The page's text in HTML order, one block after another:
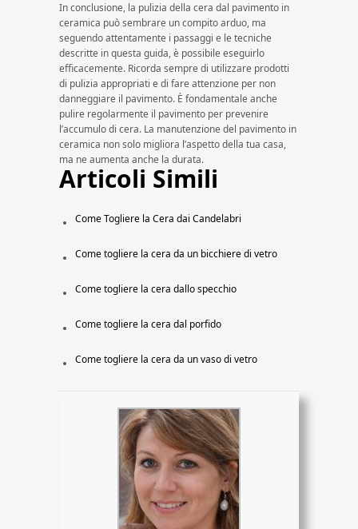
In conclusione, la pulizia della cera dal pavimento in
ceramica può sembrare un compito arduo, ma
seguendo attentamente i passaggi e le tecniche
descritte in questa guida, è possibile eseguirlo
efficacemente. Ricorda sempre di utilizzare prodotti
di pulizia appropriati e di fare attenzione per non
danneggiare il pavimento. È fondamentale anche
pulire regolarmente il pavimento per prevenire
l’accumulo di cera. La manutenzione del pavimento in
ceramica non solo migliora l’aspetto della tua casa,
ma ne aumenta anche la durata.
Articoli Simili
Come Togliere la Cera dai Candelabri
Come togliere la cera da un bicchiere di vetro
Come togliere la cera dallo specchio
Come togliere la cera dal porfido
Come togliere la cera da un vaso di vetro